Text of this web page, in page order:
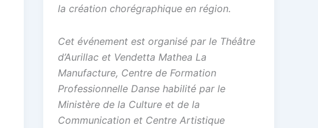
la création chorégraphique en région.
Cet événement est organisé par le Théâtre
d’Aurillac et Vendetta Mathea La
Manufacture, Centre de Formation
Professionnelle Danse habilité par le
Ministère de la Culture et de la
Communication et Centre Artistique